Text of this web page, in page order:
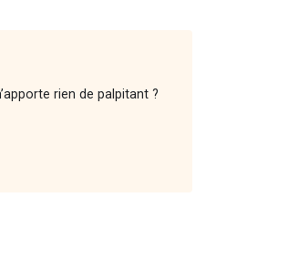
rien de palpitant ?